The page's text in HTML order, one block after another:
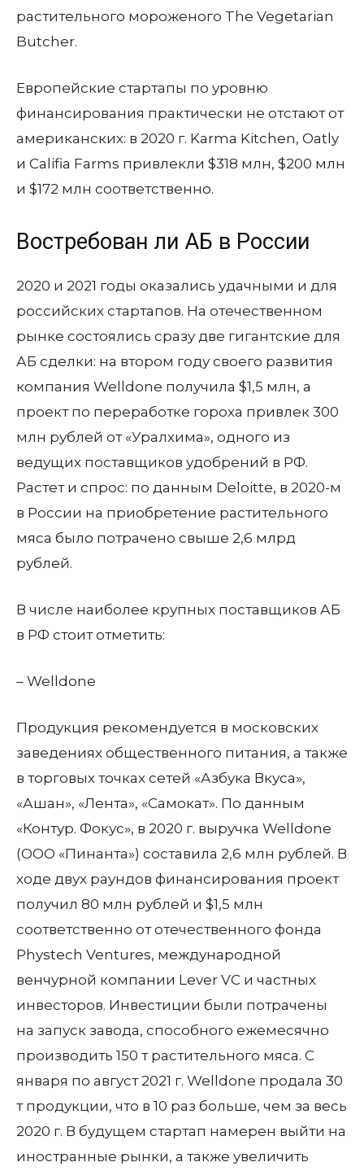
растительного мороженого The Vegetarian
Butcher.
Европейские стартапы по уровню
финансирования практически не отстают от
американских: в 2020 г. Karma Kitchen, Oatly
и Califia Farms привлекли $318 млн, $200 млн
и $172 млн соответственно.
Востребован ли АБ в России
2020 и 2021 годы оказались удачными и для
российских стартапов. На отечественном
рынке состоялись сразу две гигантские для
АБ сделки: на втором году своего развития
компания Welldone получила $1,5 млн, а
проект по переработке гороха привлек 300
млн рублей от «Уралхима», одного из
ведущих поставщиков удобрений в РФ.
Растет и спрос: по данным Deloitte, в 2020-м
в России на приобретение растительного
мяса было потрачено свыше 2,6 млрд
рублей.
В числе наиболее крупных поставщиков АБ
в РФ стоит отметить:
– Welldone
Продукция рекомендуется в московских
заведениях общественного питания, а также
в торговых точках сетей «Азбука Вкуса»,
«Ашан», «Лента», «Самокат». По данным
«Контур. Фокус», в 2020 г. выручка Welldone
(ООО «Пинанта») составила 2,6 млн рублей. В
ходе двух раундов финансирования проект
получил 80 млн рублей и $1,5 млн
соответственно от отечественного фонда
Phystech Ventures, международной
венчурной компании Lever VC и частных
инвесторов. Инвестиции были потрачены
на запуск завода, способного ежемесячно
производить 150 т растительного мяса. С
января по август 2021 г. Welldone продала 30
т продукции, что в 10 раз больше, чем за весь
2020 г. В будущем стартап намерен выйти на
иностранные рынки, а также увеличить